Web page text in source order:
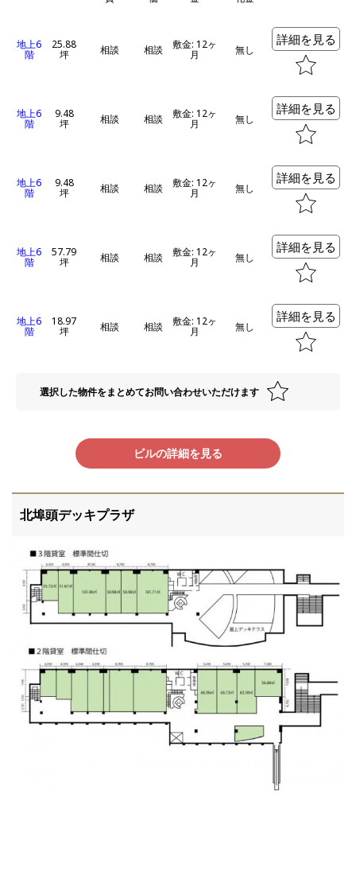
地上6
階
25.88
坪 相談 相談 敷金: 12ヶ
月 無し
詳細を見る
地上6
階
9.48
坪 相談 相談 敷金: 12ヶ
月 無し
詳細を見る
地上6
階
9.48
坪 相談 相談 敷金: 12ヶ
月 無し
詳細を見る
地上6
階
57.79
坪 相談 相談 敷金: 12ヶ
月 無し
詳細を見る
地上6
階
18.97
坪 相談 相談 敷金: 12ヶ
月 無し
詳細を見る
選択した物件をまとめてお問い合わせいただけます
ビルの詳細を見る
北埠頭デッキプラザ